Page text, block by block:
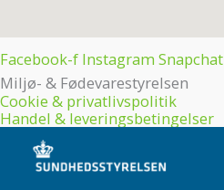
Facebook-f Instagram Snapchat
Miljø- & Fødevarestyrelsen
Cookie & privatlivspolitik
Handel & leveringsbetingelser